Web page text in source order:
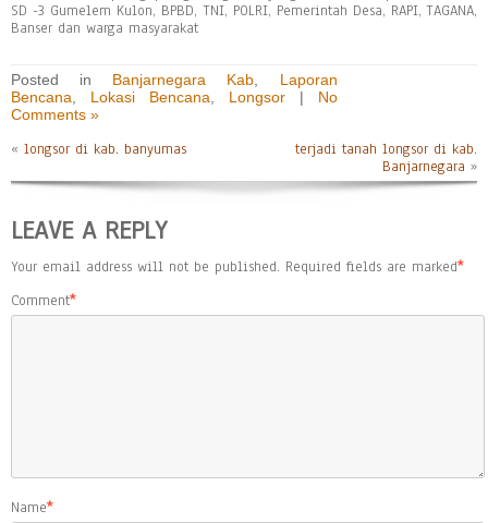
SD -3 Gumelem Kulon, BPBD, TNI, POLRI, Pemerintah Desa, RAPI, TAGANA,
Banser dan warga masyarakat
Posted in Banjarnegara Kab
Laporan
Bencana
Lokasi Bencana Longsor| No
Comments »
« longsor di kab. banyumas
terjadi tanah longsor di kab.
Banjarnegara »
LEAVE A REPLY
Your email address will not be published. Required fields are marked*
Comment*
Name*